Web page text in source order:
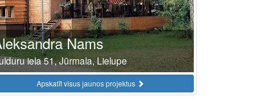
Nams
iela 51, Jūrmala, Lielupe
Apskatīt visus jaunos projektus